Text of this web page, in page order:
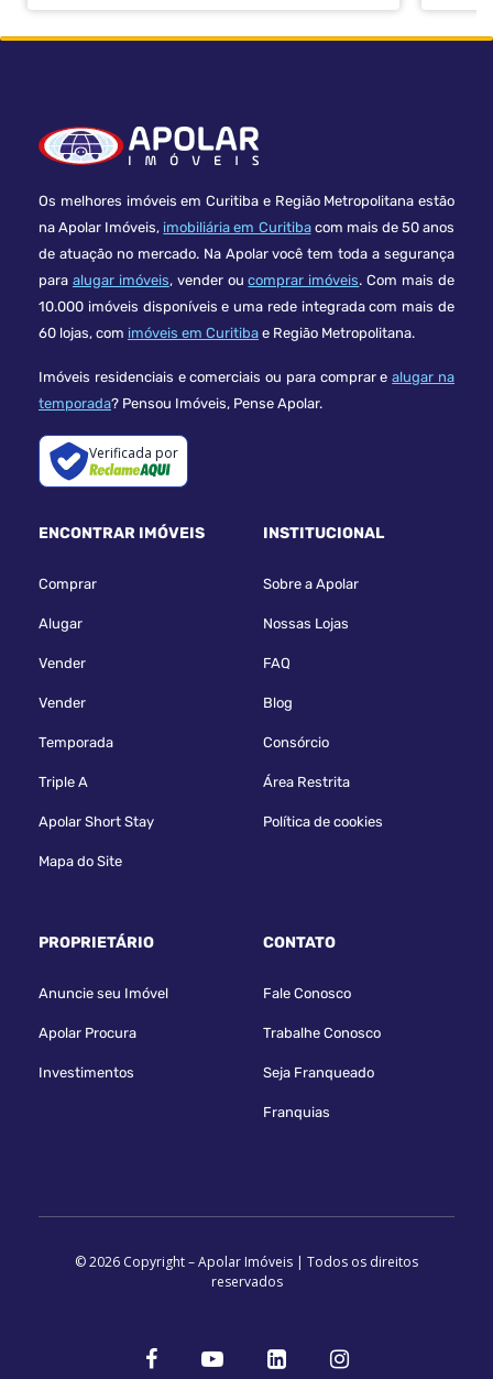
Os melhores imóveis em Curitiba e Região Metropolitana estão
na Apolar Imóveis, imobiliária em Curitibacom mais de 50 anos
de atuação no mercado. Na Apolar você tem toda a segurança
para alugar imóveis, vender oucomprar imóveis. Com mais de
10.000 imóveis disponíveis e uma rede integrada com mais de
60 lojas, com imóveis em Curitiba e Região Metropolitana.
Imóveis residenciais e comerciais ou para comprar ealugar na
temporada? Pensou Imóveis, Pense Apolar.
Verificada por
ENCONTRAR IMÓVEIS
Comprar
Alugar
Vender
Vender
Temporada
Triple A
Apolar Short Stay
Mapa do Site
INSTITUCIONAL
Sobre a Apolar
Nossas Lojas
FAQ
Blog
Consórcio
Área Restrita
Política de cookies
PROPRIETÁRIO
Anuncie seu Imóvel
Apolar Procura
Investimentos
CONTATO
Fale Conosco
Trabalhe Conosco
Seja Franqueado
Franquias
© 2026 Copyright – Apolar Imóveis | Todos os direitos
reservados